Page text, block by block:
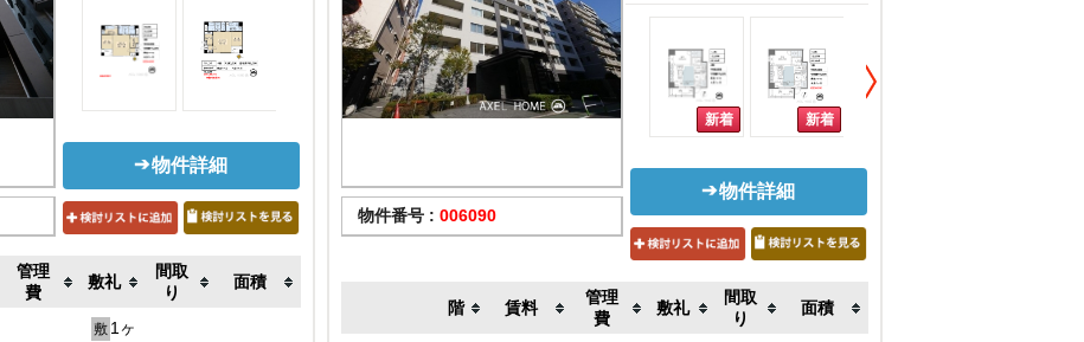
物件詳細
管理
費
敷礼
間取
り
面積
敷 1ヶ
物件番号 : 006090
物件詳細
階 賃料
管理
費
敷礼
間取
り
面積